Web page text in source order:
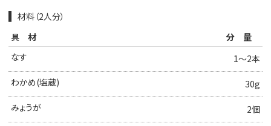
材料（2人分）
具材
分量
なす
1〜2本
わかめ(塩蔵)
30g
みょうが
2個